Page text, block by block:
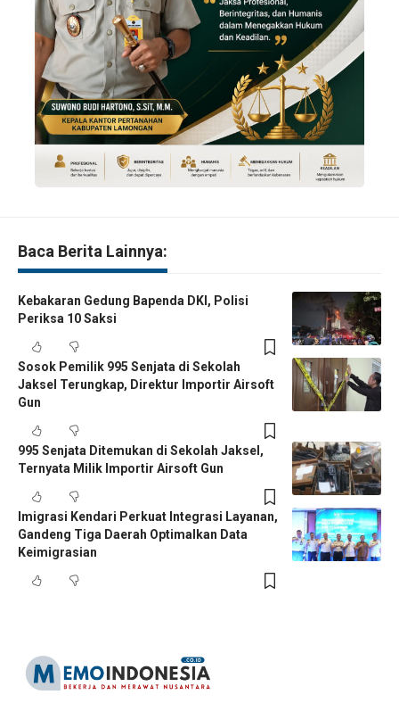
Baca Berita Lainnya:
Kebakaran Gedung Bapenda DKI, Polisi
Periksa 10 Saksi
Sosok Pemilik 995 Senjata di Sekolah
Jaksel Terungkap, Direktur Importir Airsoft
Gun
995 Senjata Ditemukan di Sekolah Jaksel,
Ternyata Milik Importir Airsoft Gun
Imigrasi Kendari Perkuat Integrasi Layanan,
Gandeng Tiga Daerah Optimalkan Data
Keimigrasian